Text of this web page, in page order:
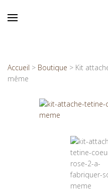
Accueil > Boutique > Kit
même